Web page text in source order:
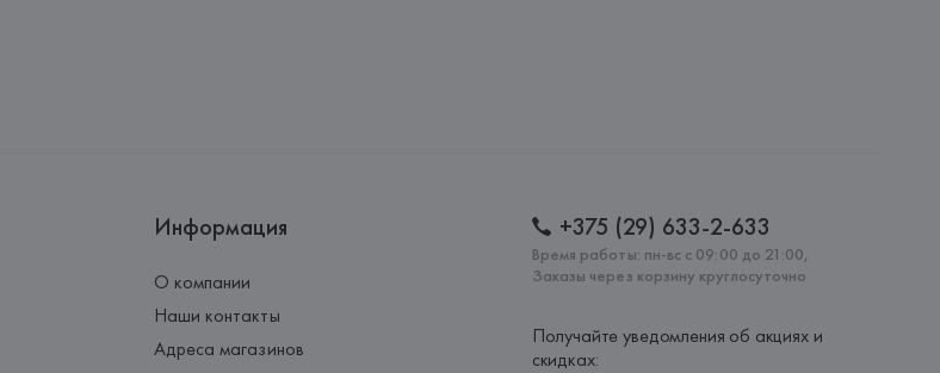
Информация
О компании
Наши контакты
Адреса магазинов
+375 (29) 633-2-633
Время работы: пн-вс с 09:00 до 21:00,
Заказы через корзину круглосуточно
Получайте уведомления об акциях и
скидках: